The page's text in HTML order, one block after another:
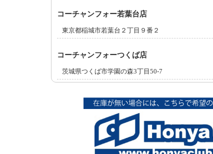
コーチャンフォー若葉台店
東京都稲城市若葉台２丁目９番２
コーチャンフォーつくば店
茨城県つくば市学園の森3丁目50-7